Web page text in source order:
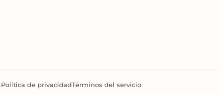
Política de privacidadTérminos del servicio